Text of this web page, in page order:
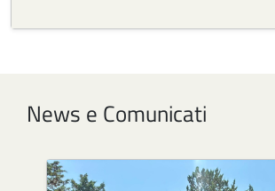
News e Comunicati
Image